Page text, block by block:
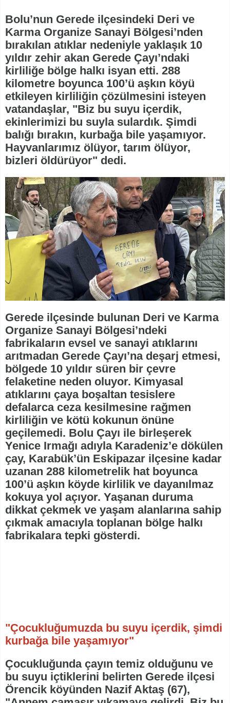
Bolu’nun Gerede ilçesindeki Deri ve
Karma Organize Sanayi Bölgesi’nden
bırakılan atıklar nedeniyle yaklaşık 10
yıldır zehir akan Gerede Çayı’ndaki
kirliliğe bölge halkı isyan etti. 288
kilometre boyunca 100’ü aşkın köyü
etkileyen kirliliğin çözülmesini isteyen
vatandaşlar, "Biz bu suyu içerdik,
ekinlerimizi bu suyla sulardık. Şimdi
balığı bırakın, kurbağa bile yaşamıyor.
Hayvanlarımız ölüyor, tarım ölüyor,
bizleri öldürüyor" dedi.
Gerede ilçesinde bulunan Deri ve Karma
Organize Sanayi Bölgesi’ndeki
fabrikaların evsel ve sanayi atıklarını
arıtmadan Gerede Çayı’na deşarj etmesi,
bölgede 10 yıldır süren bir çevre
felaketine neden oluyor. Kimyasal
atıklarını çaya boşaltan tesislere
defalarca ceza kesilmesine rağmen
kirliliğin ve kötü kokunun önüne
geçilemedi. Bolu Çayı ile birleşerek
Yenice Irmağı adıyla Karadeniz’e dökülen
çay, Karabük’ün Eskipazar ilçesine kadar
uzanan 288 kilometrelik hat boyunca
100’ü aşkın köyde kirlilik ve dayanılmaz
kokuya yol açıyor. Yaşanan duruma
dikkat çekmek ve yaşam alanlarına sahip
çıkmak amacıyla toplanan bölge halkı
fabrikalara tepki gösterdi.
"Çocukluğumuzda bu suyu içerdik, şimdi
kurbağa bile yaşamıyor"
Çocukluğunda çayın temiz olduğunu ve
bu suyu içtiklerini belirten Gerede ilçesi
Örencik köyünden Nazif Aktaş (67),